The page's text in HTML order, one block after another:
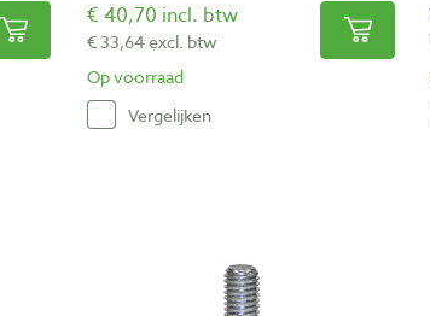
€ 40,70 incl. btw
€ 33,64 excl. btw
Op voorraad
Vergelijken